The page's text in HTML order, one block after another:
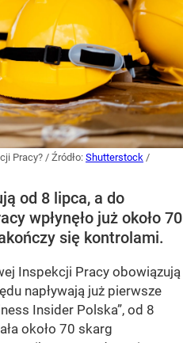
Pracy? / Źródło: Shutterstock /
od 8 lipca, a do
wpłynęło już około 70
się kontrolami.
Inspekcji Pracy obowiązują
napływają już pierwsze
Insider Polska”, od 8
około 70 skarg